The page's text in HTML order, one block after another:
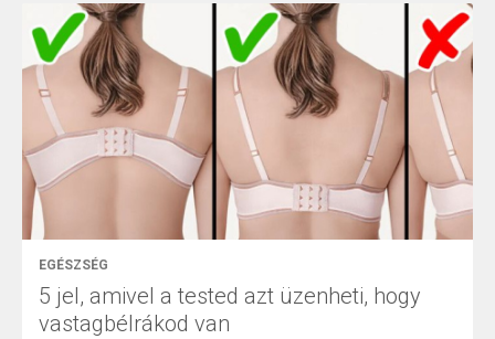
EGÉSZSÉG
5 jel, amivel a tested azt üzenheti, hogy
vastagbélrákod van